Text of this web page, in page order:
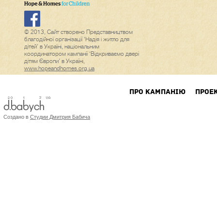
© 2013, Сайт створено Представництвом
благодійної організації ‘Надія і житло для
дітей’ в Україні, національним
координатором кампанії ‘Відкриваємо двері
дітям Європи’ в Україні,
www.hopeandhomes.org.ua
ПРО КАМПАНIЮ
Создано в Студии Дмитрия Бабича